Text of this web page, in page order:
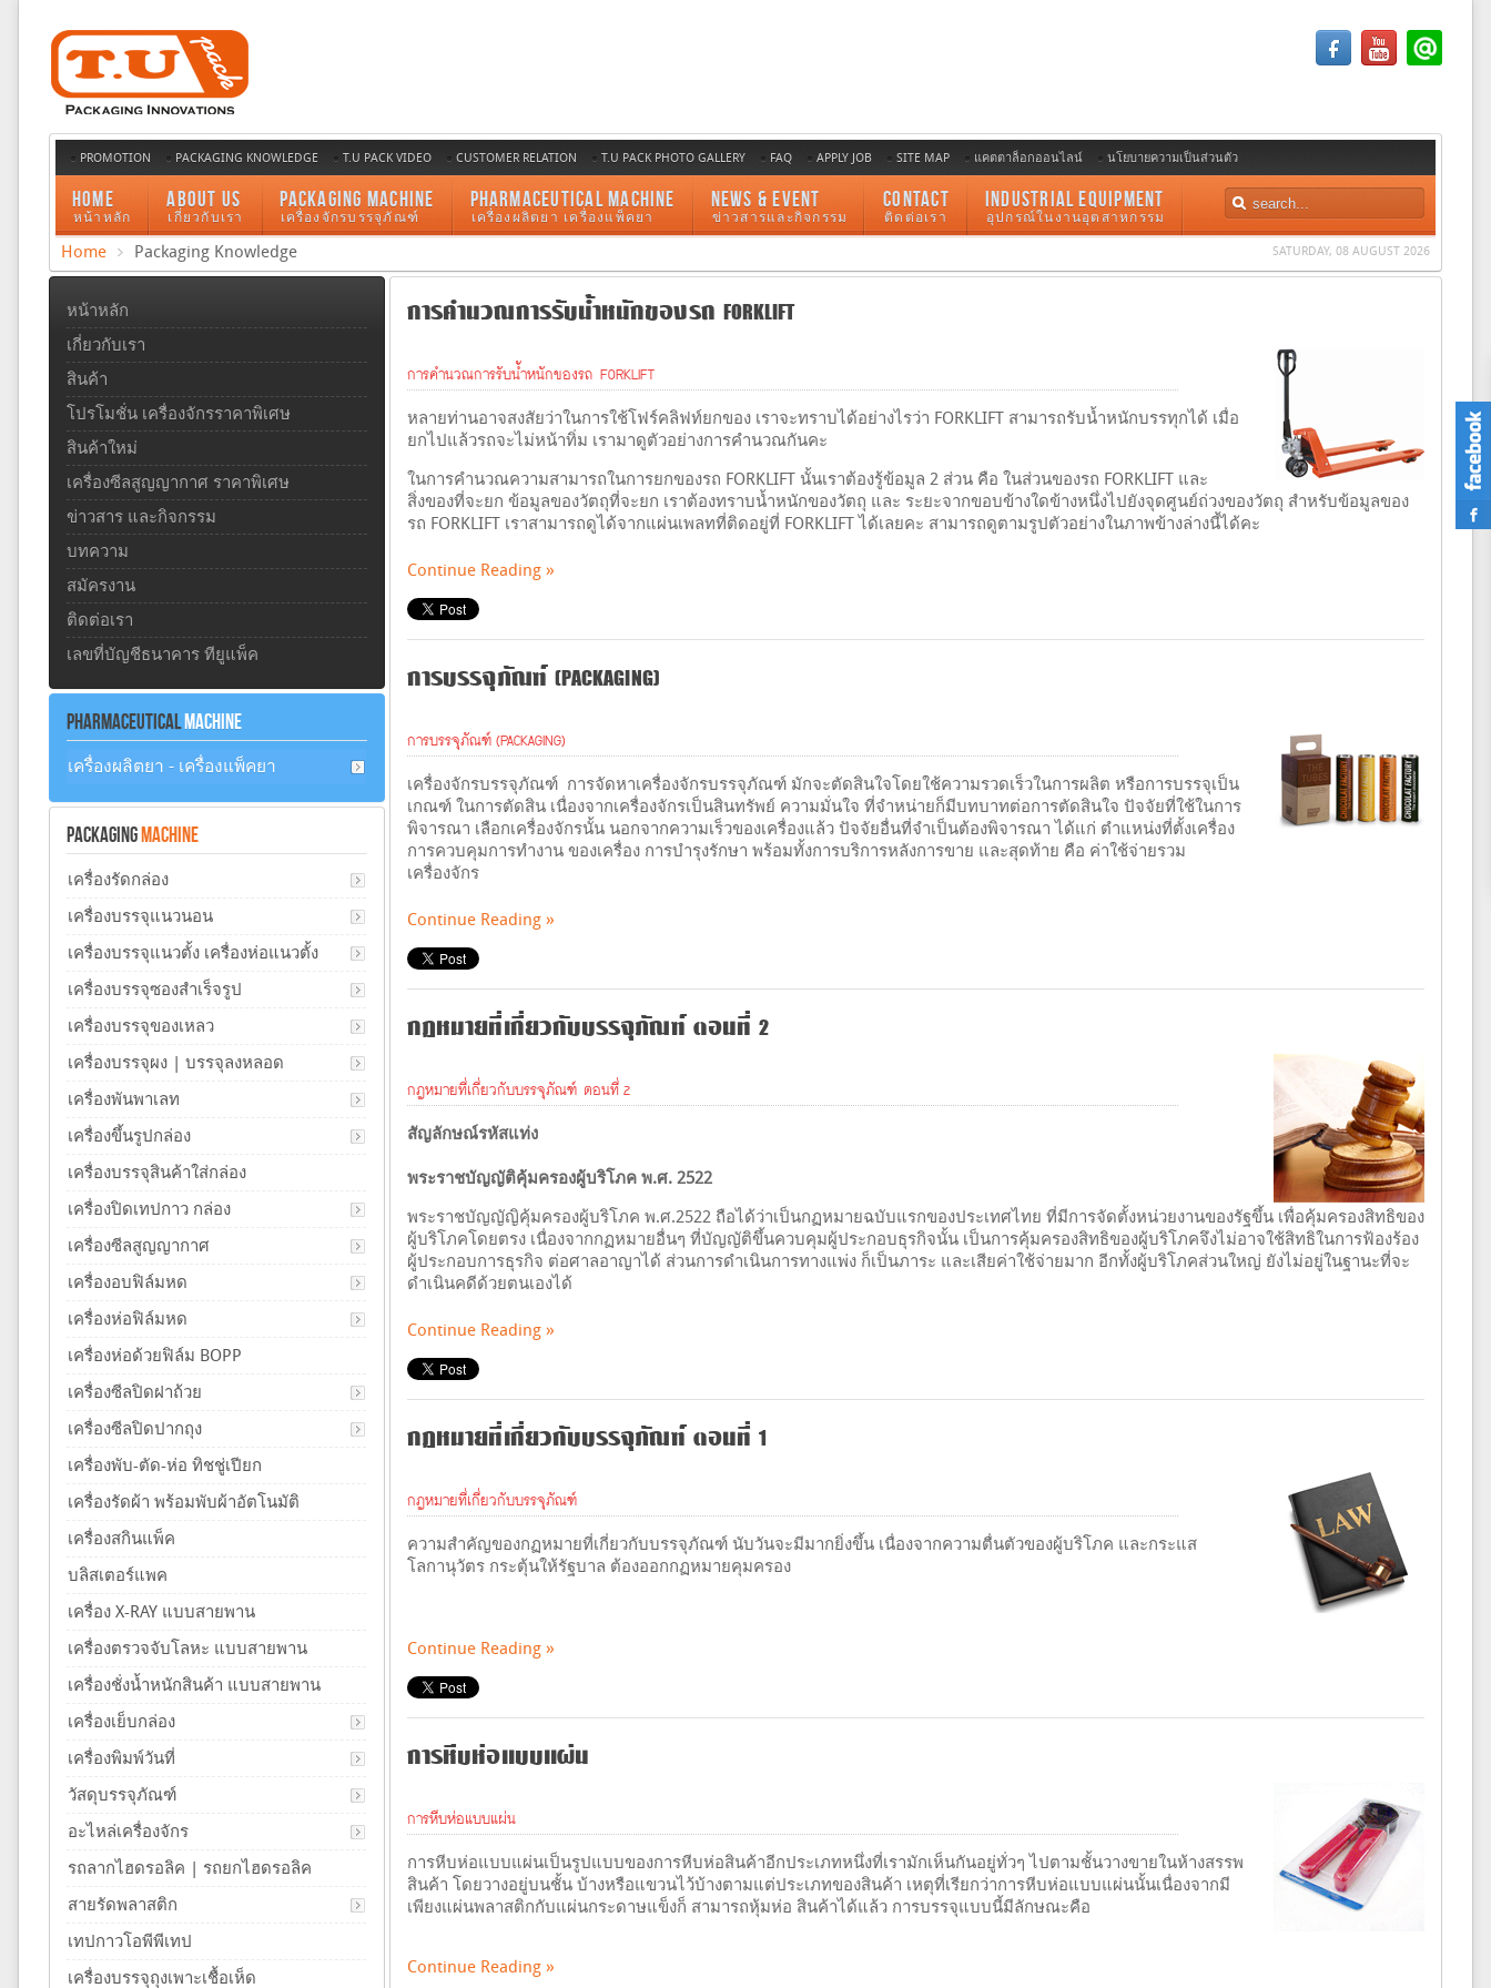
PROMOTION PACKAGING KNOWLEDGE T.U PACK VIDEO CUSTOMER RELATION T.U PACK PHOTO GALLERY FAQ APPLY JOB SITE MAP แคตตาล็อกออนไลน์ นโยบายความเป็นส่วนตัว
HOME
หน้าหลัก
ABOUT US
เกี่ยวกับเรา
PACKAGING MACHINE
เครื่องจักรบรรจุภัณฑ์
PHARMACEUTICAL MACHINE
เครื่องผลิตยา เครื่องแพ็คยา
NEWS & EVENT
ข่าวสารและกิจกรรม
CONTACT
ติดต่อเรา
INDUSTRIAL EQUIPMENT
อุปกรณ์ในงานอุตสาหกรรม
SATURDAY, 08 AUGUST 2026
Home Packaging Knowledge
การคำนวณการรับน้ำหนักของรถ FORKLIFT
การคำนวณการรับน้ำหนักของรถ FORKLIFT
หลายท่านอาจสงสัยว่าในการใช้โฟร์คลิฟท์ยกของ เราจะทราบได้อย่างไรว่า FORKLIFT สามารถรับน้ำหนักบรรทุกได้ เมื่อ
ยกไปแล้วรถจะไม่หน้าทิ่ม เรามาดูตัวอย่างการคำนวณกันคะ
ในการคำนวณความสามารถในการยกของรถ FORKLIFT นั้นเราต้องรู้ข้อมูล 2 ส่วน คือ ในส่วนของรถ FORKLIFT และ
สิ่งของที่จะยก ข้อมูลของวัตถุที่จะยก เราต้องทราบน้ำหนักของวัตถุ และ ระยะจากขอบข้างใดข้างหนึ่งไปยังจุดศูนย์ถ่วงของวัตถุ สำหรับข้อมูลของ
รถ FORKLIFT เราสามารถดูได้จากแผ่นเพลทที่ติดอยู่ที่ FORKLIFT ได้เลยคะ สามารถดูตามรูปตัวอย่างในภาพข้างล่างนี้ได้คะ
Continue Reading
การบรรจุภัณฑ์ (PACKAGING)
การบรรจุภัณฑ์ (PACKAGING)
เครื่องจักรบรรจุภัณฑ์ การจัดหาเครื่องจักรบรรจุภัณฑ์ มักจะตัดสินใจโดยใช้ความรวดเร็วในการผลิต หรือการบรรจุเป็น
เกณฑ์ ในการตัดสิน เนื่องจากเครื่องจักรเป็นสินทรัพย์ ความมั่นใจ ที่จำหน่ายก็มีบทบาทต่อการตัดสินใจ ปัจจัยที่ใช้ในการ
พิจารณา เลือกเครื่องจักรนั้น นอกจากความเร็วของเครื่องแล้ว ปัจจัยอื่นที่จำเป็นต้องพิจารณา ได้แก่ ตำแหน่งที่ตั้งเครื่อง
การควบคุมการทำงาน ของเครื่อง การบำรุงรักษา พร้อมทั้งการบริการหลังการขาย และสุดท้าย คือ ค่าใช้จ่ายรวม
เครื่องจักร
Continue Reading
กฏหมายที่เกี่ยวกับบรรจุภัณฑ์ ตอนที่ 2
กฏหมายที่เกี่ยวกับบรรจุภัณฑ์ ตอนที่ 2
สัญลักษณ์รหัสแท่ง
พระราชบัญญัติคุ้มครองผู้บริโภค พ.ศ. 2522
พระราชบัญญัญิคุ้มครองผู้บริโภค พ.ศ.2522 ถือได้ว่าเป็นกฏหมายฉบับแรกของประเทศไทย ที่มีการจัดตั้งหน่วยงานของรัฐขึ้น เพื่อคุ้มครองสิทธิของ
ผู้บริโภคโดยตรง เนื่องจากกฏหมายอื่นๆ ที่บัญญัติขึ้นควบคุมผู้ประกอบธุรกิจนั้น เป็นการคุ้มครองสิทธิของผู้บริโภคจึงไม่อาจใช้สิทธิในการฟ้องร้อง
ผู้ประกอบการธุรกิจ ต่อศาลอาญาได้ ส่วนการดำเนินการทางแพ่ง ก็เป็นภาระ และเสียค่าใช้จ่ายมาก อีกทั้งผู้บริโภคส่วนใหญ่ ยังไม่อยู่ในฐานะที่จะ
ดำเนินคดีด้วยตนเองได้
Continue Reading
กฏหมายที่เกี่ยวกับบรรจุภัณฑ์ ตอนที่ 1
กฏหมายที่เกี่ยวกับบรรจุภัณฑ์
ความสำคัญของกฏหมายที่เกี่ยวกับบรรจุภัณฑ์ นับวันจะมีมากยิ่งขึ้น เนื่องจากความตื่นตัวของผู้บริโภค และกระแส
โลกานุวัตร กระตุ้นให้รัฐบาล ต้องออกกฏหมายคุมครอง
Continue Reading
การหีบห่อแบบแผ่น
การหีบห่อแบบแผ่น
การหีบห่อแบบแผ่นเป็นรูปแบบของการหีบห่อสินค้าอีกประเภทหนึ่งที่เรามักเห็นกันอยู่ทั่วๆ ไปตามชั้นวางขายในห้างสรรพ
สินค้า โดยวางอยู่บนชั้น บ้างหรือแขวนไว้บ้างตามแต่ประเภทของสินค้า เหตุที่เรียกว่าการหีบห่อแบบแผ่นนั้นเนื่องจากมี
เพียงแผ่นพลาสติกกับแผ่นกระดาษแข็งก็ สามารถหุ้มห่อ สินค้าได้แล้ว การบรรจุแบบนี้มีลักษณะคือ
Continue Reading
หน้าหลัก
เกี่ยวกับเรา
สินค้า
โปรโมชั่น เครื่องจักรราคาพิเศษ
สินค้าใหม่
เครื่องซีลสูญญากาศ ราคาพิเศษ
ข่าวสาร และกิจกรรม
บทความ
สมัครงาน
ติดต่อเรา
เลขที่บัญชีธนาคาร ทียูแพ็ค
PHARMACEUTICALMACHINE
เครื่องผลิตยา - เครื่องแพ็คยา
PACKAGING MACHINE
เครื่องรัดกล่อง
เครื่องบรรจุแนวนอน
เครื่องบรรจุแนวตั้ง เครื่องห่อแนวตั้ง
เครื่องบรรจุซองสำเร็จรูป
เครื่องบรรจุของเหลว
เครื่องบรรจุผง | บรรจุลงหลอด
เครื่องพันพาเลท
เครื่องขึ้นรูปกล่อง
เครื่องบรรจุสินค้าใส่กล่อง
เครื่องปิดเทปกาว กล่อง
เครื่องซีลสูญญากาศ
เครื่องอบฟิล์มหด
เครื่องห่อฟิล์มหด
เครื่องห่อด้วยฟิล์ม BOPP
เครื่องซีลปิดฝาถ้วย
เครื่องซีลปิดปากถุง
เครื่องพับ-ตัด-ห่อ ทิชชู่เปียก
เครื่องรัดผ้า พร้อมพับผ้าอัตโนมัติ
เครื่องสกินแพ็ค
บลิสเตอร์แพค
เครื่อง X-RAY แบบสายพาน
เครื่องตรวจจับโลหะ แบบสายพาน
เครื่องชั่งน้ำหนักสินค้า แบบสายพาน
เครื่องเย็บกล่อง
เครื่องพิมพ์วันที่
วัสดุบรรจุภัณฑ์
อะไหล่เครื่องจักร
รถลากไฮดรอลิค | รถยกไฮดรอลิค
สายรัดพลาสติก
เทปกาวโอพีพีเทป
เครื่องบรรจุถุงเพาะเชื้อเห็ด